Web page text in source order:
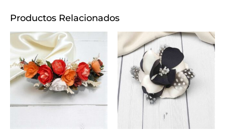
Productos Relacionados